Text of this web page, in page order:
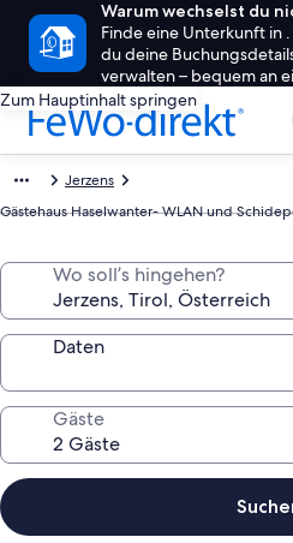
Warum wechselst du
Finde eine Unterkunft in
du deine
verwalten – bequem an
Zum Hauptinhalt springen
Jerzens
Gästehaus Haselwanter- WLAN und
Wo soll’s hingehen?
Daten
Gäste